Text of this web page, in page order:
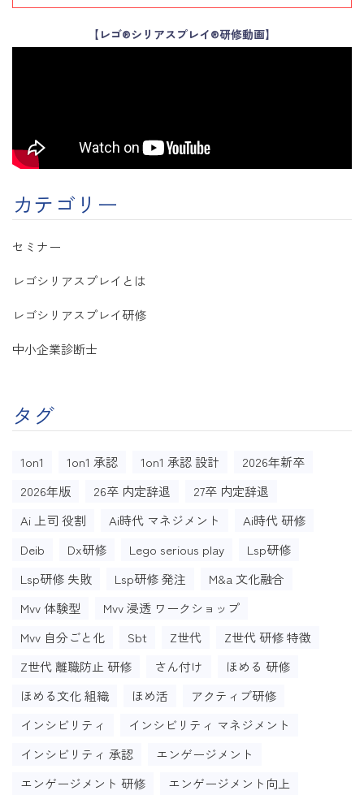
【レゴ®シリアスプレイ®研修動画】
カテゴリー
セミナー
レゴシリアスプレイとは
レゴシリアスプレイ研修
中小企業診断士
タグ
1on1 1on1 承認 1on1 承認 設計
2026年新卒
2026年版
26卒 内定辞退
27卒 内定辞退
Ai 上司 役割
Ai時代 マネジメント
Ai時代 研修
Deib
Dx研修 Lego serious play
Lsp研修
Lsp研修 失敗
Lsp研修 発注
M&a 文化融合
Mvv 体験型
Mvv 浸透 ワークショップ
Mvv 自分ごと化
Sbt Z世代
Z世代 研修 特徴
Z世代 離職防止 研修
さん付け
ほめる 研修
ほめる文化 組織
ほめ活
アクティブ研修
インシビリティ
インシビリティ マネジメント
インシビリティ 承認
エンゲージメント
エンゲージメント 研修
エンゲージメント向上